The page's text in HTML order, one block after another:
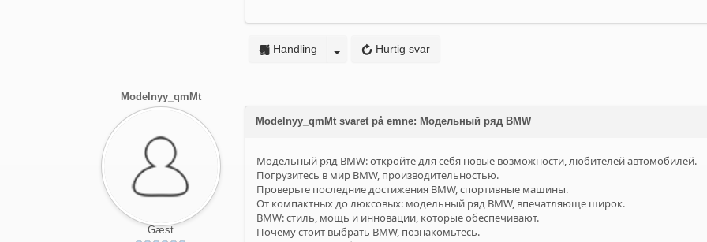
Hurtig svar
Handling
Modelnyy_qmMt
Gæst
Modelnyy_qmMt svaret på emne: Модельный ряд BMW
Модельный ряд BMW: откройте для себя новые возможности, любителей автомобилей.
Погрузитесь в мир BMW, производительностью.
Проверьте последние достижения BMW, спортивные машины.
От компактных до люксовых: модельный ряд BMW, впечатляюще широк.
BMW: стиль, мощь и инновации, которые обеспечивают.
Почему стоит выбрать BMW, познакомьтесь.